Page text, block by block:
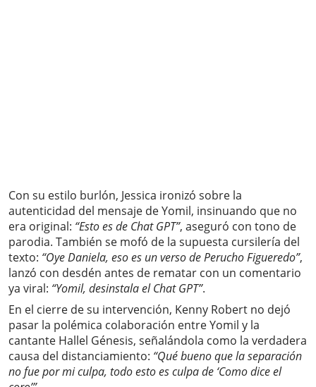
Con su estilo burlón, Jessica ironizó sobre la
autenticidad del mensaje de Yomil, insinuando que no
era original: “Esto es de Chat GPT”, aseguró con tono de
parodia. También se mofó de la supuesta cursilería del
texto: “Oye Daniela, eso es un verso de Perucho Figueredo”,
lanzó con desdén antes de rematar con un comentario
ya viral: “Yomil, desinstala el Chat GPT”.
En el cierre de su intervención, Kenny Robert no dejó
pasar la polémica colaboración entre Yomil y la
cantante Hallel Génesis, señalándola como la verdadera
causa del distanciamiento: “Qué bueno que la separación
no fue por mi culpa, todo esto es culpa de ‘Como dice el